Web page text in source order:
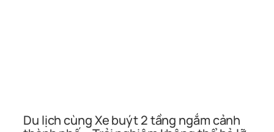
Du lịch cùng Xe buýt 2 tầng ngắm cảnh